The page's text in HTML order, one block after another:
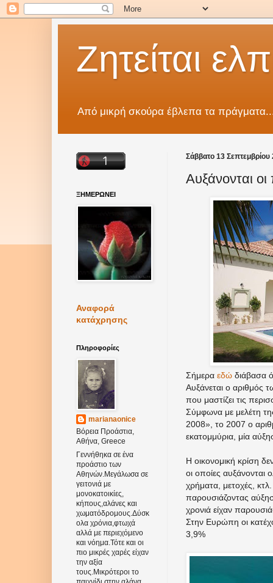
Ζητείται
Από μικρή σκούρα έβλεπα τα
Σάββατο 13 Σεπτεμβρίου
Αυξάνονται
Σήμερα εδώ διάβασα
Αυξάνεται ο αριθμός
που μαστίζει τις
Σύμφωνα με μελέτη
2008», το 2007 ο
εκατομμύρια, μία
Η οικονομική κρίση
οι οποίες αυξάνονται
χρήματα, μετοχές,
παρουσιάζοντας
χρονιά είχαν
Στην Ευρώπη οι
3,9%
ΞΗΜΕΡΩΝΕΙ
Αναφορά
κατάχρησης
Πληροφορίες
marianaonice
Βόρεια Προάστια,
Αθήνα, Greece
Γεννήθηκα σε ένα
προάστιο των
Αθηνών.Μεγάλωσα σε
γειτονιά με
μονοκατοικίες,
κήπους,αλάνες και
χωματόδρομους.Δύσκ
ολα χρόνια,φτωχά
αλλά με περιεχόμενο
και νόημα.Τότε και οι
πιο μικρές χαρές είχαν
την αξία
τους.Μικρότεροι το